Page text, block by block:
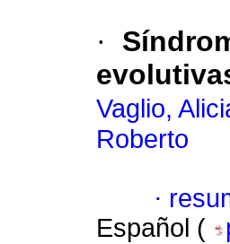
·
Vaglio,
Roberto
·
Español (